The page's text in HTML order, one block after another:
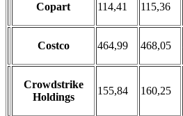
Copart 114,41 115,36
Costco 464,99 468,05
Crowdstrike
Holdings
155,84 160,25